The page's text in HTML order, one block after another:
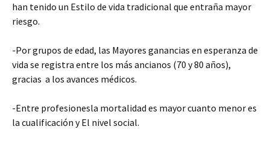
han tenido un Estilo de vida tradicional que entraña mayor
riesgo.
-Por grupos de edad, las Mayores ganancias en esperanza de
vida se registra entre los más ancianos (70 y 80 años),
gracias a los avances médicos.
-Entre profesionesla mortalidad es mayor cuanto menor es
la cualificación y El nivel social.